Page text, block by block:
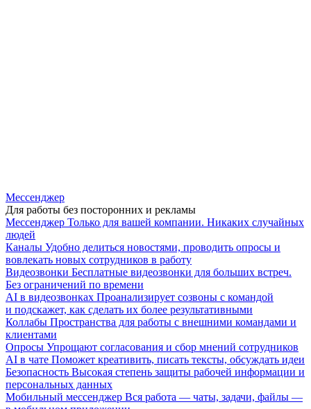
Мессенджер
Для работы без посторонних и рекламы
Мессенджер Только для вашей компании. Никаких случайных
людей
Каналы Удобно делиться новостями, проводить опросы и
вовлекать новых сотрудников в работу
Видеозвонки Бесплатные видеозвонки для больших встреч.
Без ограничений по времени
AI в видеозвонках Проанализирует созвоны с командой
и подскажет, как сделать их более результативными
Коллабы Пространства для работы с внешними командами и
клиентами
Опросы Упрощают согласования и сбор мнений сотрудников
AI в чате Поможет креативить, писать тексты, обсуждать идеи
Безопасность Высокая степень защиты рабочей информации и
персональных данных
Мобильный мессенджер Вся работа — чаты, задачи, файлы —